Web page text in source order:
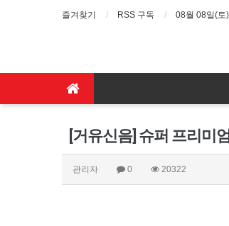
즐겨찾기 RSS 구독 08월 08일(토)
[거유신음] 슈퍼 프리미
관리자 0 20322